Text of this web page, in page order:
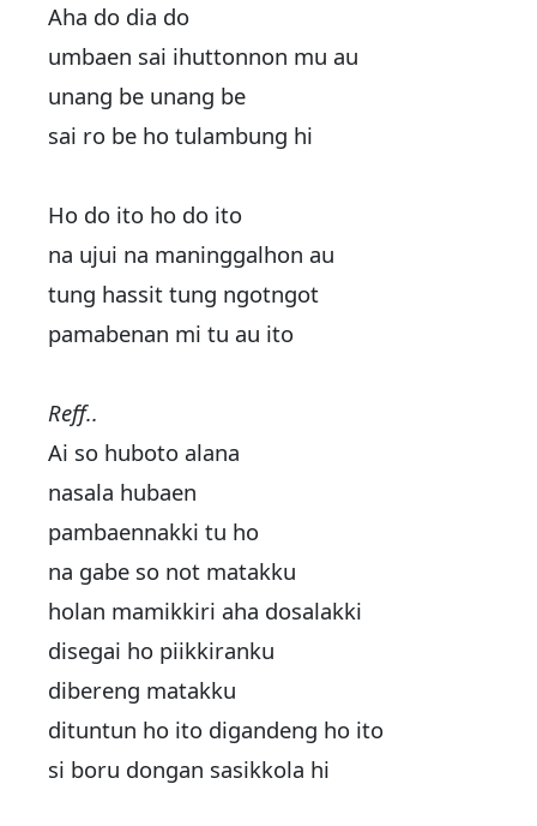
Aha do dia do
umbaen sai ihuttonnon mu au
unang be unang be
sai ro be ho tulambung hi
Ho do ito ho do ito
na ujui na maninggalhon au
tung hassit tung ngotngot
pamabenan mi tu au ito
Reff..
Ai so huboto alana
nasala hubaen
pambaennakki tu ho
na gabe so not matakku
holan mamikkiri aha dosalakki
disegai ho piikkiranku
dibereng matakku
dituntun ho ito digandeng ho ito
si boru dongan sasikkola hi